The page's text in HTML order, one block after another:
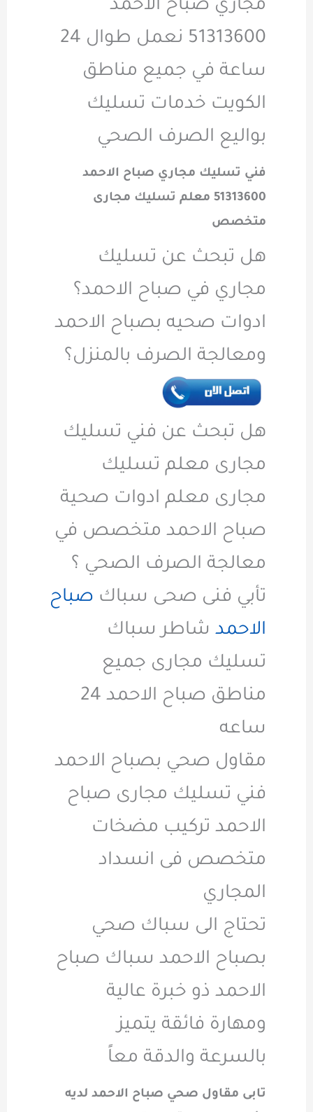
مجاري صباح الاحمد
51313600 نعمل طوال 24
ساعة في جميع مناطق
الكويت خدمات تسليك
بواليع الصرف الصحي
فني تسليك مجاري صباح الاحمد
51313600 معلم تسليك مجارى
متخصص
هل تبحث عن تسليك
مجاري في صباح الاحمد؟
ادوات صحيه بصباح الاحمد
ومعالجة الصرف بالمنزل؟
هل تبحث عن فني تسليك
مجارى معلم تسليك
مجارى معلم ادوات صحية
صباح الاحمد متخصص في
معالجة الصرف الصحي ؟
تأبي فنى صحى سباك صباح
الاحمد شاطر سباك
تسليك مجارى جميع
مناطق صباح الاحمد 24
ساعه
مقاول صحي بصباح الاحمد
فني تسليك مجارى صباح
الاحمد تركيب مضخات
متخصص فى انسداد
المجاري
تحتاج الى سباك صحي
بصباح الاحمد سباك صباح
الاحمد ذو خبرة عالية
ومهارة فائقة يتميز
بالسرعة والدقة معاً
تابى مقاول صحي صباح الاحمد لديه